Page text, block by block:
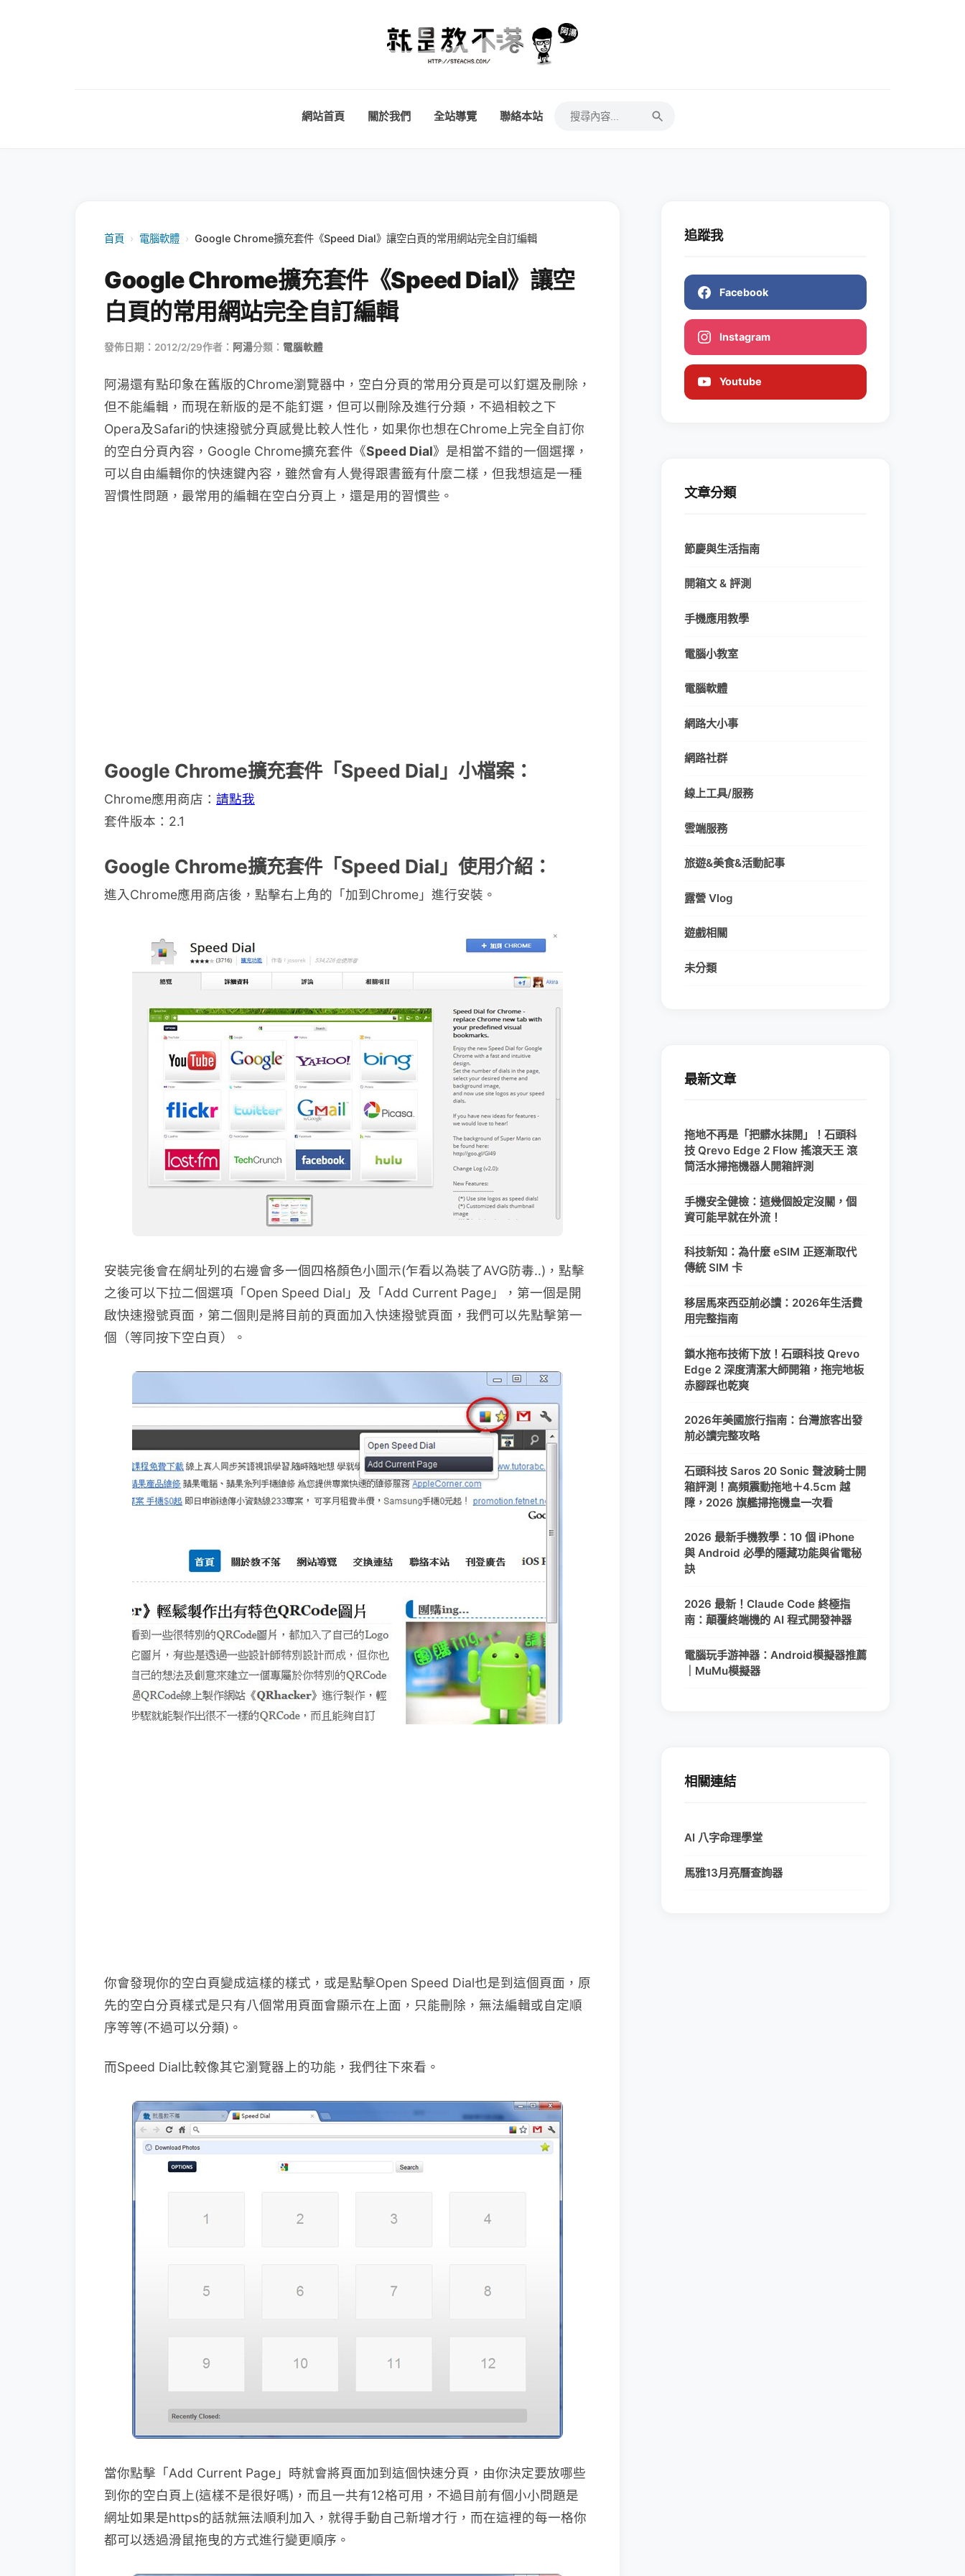
網站首頁 關於我們 全站導覽 聯絡本站
首頁 › 電腦軟體 › Google Chrome擴充套件《Speed Dial》讓空白頁的常用網站完全自訂編輯
Google Chrome擴充套件《Speed Dial》讓空
白頁的常用網站完全自訂編輯
發佈日期：2012/2/29作者： 阿湯分類： 電腦軟體
阿湯還有點印象在舊版的Chrome瀏覽器中，空白分頁的常用分頁是可以釘選及刪除，
但不能編輯，而現在新版的是不能釘選，但可以刪除及進行分類，不過相較之下
Opera及Safari的快速撥號分頁感覺比較人性化，如果你也想在Chrome上完全自訂你
的空白分頁內容，Google Chrome擴充套件《Speed Dial》是相當不錯的一個選擇，
可以自由編輯你的快速鍵內容，雖然會有人覺得跟書籤有什麼二樣，但我想這是一種
習慣性問題，最常用的編輯在空白分頁上，還是用的習慣些。
Google Chrome擴充套件「Speed Dial」小檔案：
Chrome應用商店： 請點我
套件版本：2.1
Google Chrome擴充套件「Speed Dial」使用介紹：
進入Chrome應用商店後，點擊右上角的「加到Chrome」進行安裝。
安裝完後會在網址列的右邊會多一個四格顏色小圖示(乍看以為裝了AVG防毒..)，點擊
之後可以下拉二個選項「Open Speed Dial」及「Add Current Page」，第一個是開
啟快速撥號頁面，第二個則是將目前的頁面加入快速撥號頁面，我們可以先點擊第一
個（等同按下空白頁）。
你會發現你的空白頁變成這樣的樣式，或是點擊Open Speed Dial也是到這個頁面，原
先的空白分頁樣式是只有八個常用頁面會顯示在上面，只能刪除，無法編輯或自定順
序等等(不過可以分類)。
而Speed Dial比較像其它瀏覽器上的功能，我們往下來看。
當你點擊「Add Current Page」時就會將頁面加到這個快速分頁，由你決定要放哪些
到你的空白頁上(這樣不是很好嗎)，而且一共有12格可用，不過目前有個小小問題是
網址如果是https的話就無法順利加入，就得手動自己新增才行，而在這裡的每一格你
都可以透過滑鼠拖曳的方式進行變更順序。
追蹤我
Facebook
Instagram
Youtube
文章分類
節慶與生活指南
開箱文 & 評測
手機應用教學
電腦小教室
電腦軟體
網路大小事
網路社群
線上工具/服務
雲端服務
旅遊&美食&活動記事
露營 Vlog
遊戲相關
未分類
最新文章
拖地不再是「把髒水抹開」！石頭科
技 Qrevo Edge 2 Flow 搖滾天王 滾
筒活水掃拖機器人開箱評測
手機安全健檢：這幾個設定沒關，個
資可能早就在外流！
科技新知：為什麼 eSIM 正逐漸取代
傳統 SIM 卡
移居馬來西亞前必讀：2026年生活費
用完整指南
鎖水拖布技術下放！石頭科技 Qrevo
Edge 2 深度清潔大師開箱，拖完地板
赤腳踩也乾爽
2026年美國旅行指南：台灣旅客出發
前必讀完整攻略
石頭科技 Saros 20 Sonic 聲波騎士開
箱評測！高頻震動拖地＋4.5cm 越
障，2026 旗艦掃拖機皇一次看
2026 最新手機教學：10 個 iPhone
與 Android 必學的隱藏功能與省電秘
訣
2026 最新！Claude Code 終極指
南：顛覆終端機的 AI 程式開發神器
電腦玩手游神器：Android模擬器推薦
｜MuMu模擬器
相關連結
AI 八字命理學堂
馬雅13月亮曆查詢器